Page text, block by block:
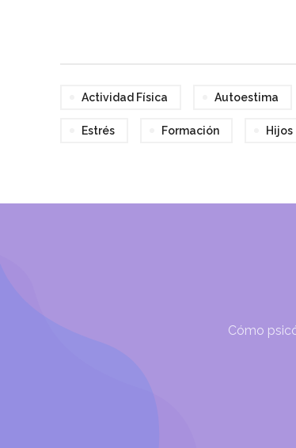
Actividad Física Autoestima
Estrés Formación Hijos
Cómo